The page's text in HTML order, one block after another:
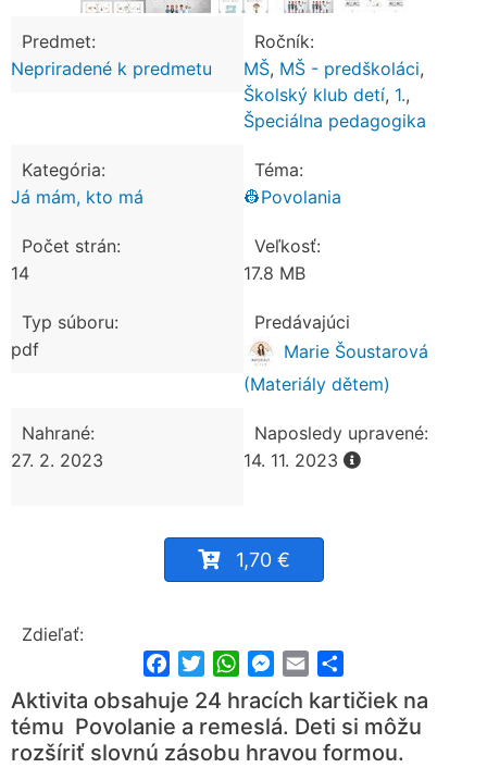
Predmet:
Nepriradené k predmetu
Ročník:
MŠ, MŠ - predškoláci,
Školský klub detí, 1.,
Špeciálna pedagogika
Kategória:
Já mám, kto má
Téma:
👷Povolania
Počet strán:
14
Veľkosť:
17.8 MB
Typ súboru:
pdf
Predávajúci
Marie Šoustarová
(Materiály dětem)
Nahrané:
27. 2. 2023
Naposledy upravené:
14. 11. 2023
1,70 €
Zdieľať:
FacebookTwitterWhatsApp
Messenger
Email
Aktivita obsahuje 24 hracích kartičiek na
tému Povolanie a remeslá. Deti si môžu
rozšíriť slovnú zásobu hravou formou.